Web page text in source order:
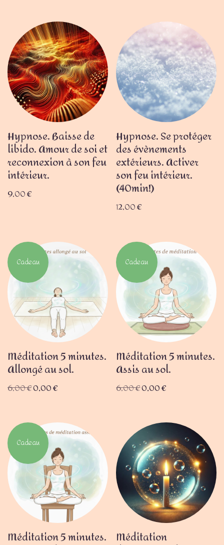
Hypnose. Baisse de
libido. Amour de soi et
reconnexion à son feu
intérieur.
9,00€
Hypnose. Se protéger
des évènements
extérieurs. Activer
son feu intérieur.
(40min!)
12,00€
Cadeau
Méditation 5 minutes.
Allongé au sol.
6,00€0,00€
Cadeau
Méditation 5 minutes.
Assis au sol.
6,00€0,00€
Cadeau
Méditation 5 minutes. Méditation